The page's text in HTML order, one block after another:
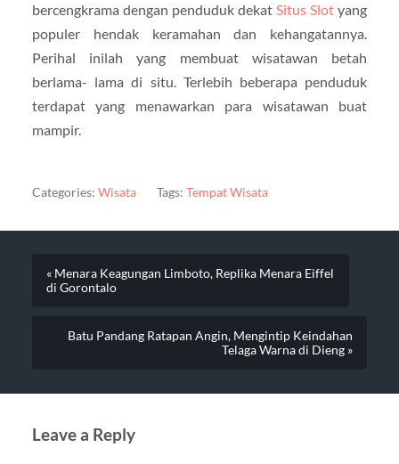
bercengkrama dengan penduduk dekatSitus Slot yang
populer hendak keramahan dan kehangatannya.
Perihal inilah yang membuat wisatawan betah
berlama- lama di situ. Terlebih beberapa penduduk
terdapat yang menawarkan para wisatawan buat
mampir.
Categories: Wisata Tags: Tempat Wisata
« Menara Keagungan Limboto, Replika Menara Eiffel
di Gorontalo
Batu Pandang Ratapan Angin, Mengintip Keindahan
Telaga Warna di Dieng »
Leave a Reply